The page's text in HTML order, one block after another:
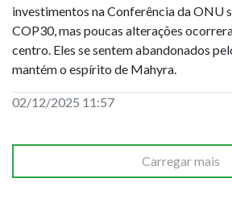
investimentos na Conferência da ONU
COP30, mas poucas alterações
centro. Eles se sentem abandonados
mantém o espírito de Mahyra.
02/12/2025 11:57
Carregar mais